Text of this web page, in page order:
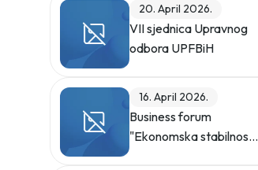
20. April 2026.
VII sjednica Upravnog
odbora UPFBiH
16. April 2026.
Business forum
"Ekonomska stabilnost i
partnerstvo: Bosna i